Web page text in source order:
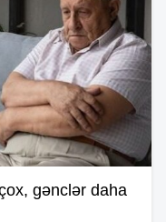
gənclər daha